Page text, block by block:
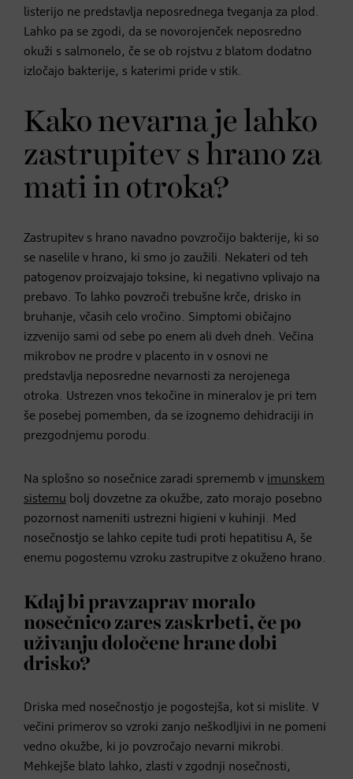
listerijo ne predstavlja neposrednega tveganja za plod.
Lahko pa se zgodi, da se novorojenček neposredno
okuži s salmonelo, če se ob rojstvu z blatom dodatno
izločajo bakterije, s katerimi pride v stik.
Kako nevarna je lahko
zastrupitev s hrano za
mati in otroka?
Zastrupitev s hrano navadno povzročijo bakterije, ki so
se naselile v hrano, ki smo jo zaužili. Nekateri od teh
patogenov proizvajajo toksine, ki negativno vplivajo na
prebavo. To lahko povzroči trebušne krče, drisko in
bruhanje, včasih celo vročino. Simptomi običajno
izzvenijo sami od sebe po enem ali dveh dneh. Večina
mikrobov ne prodre v placento in v osnovi ne
predstavlja neposredne nevarnosti za nerojenega
otroka. Ustrezen vnos tekočine in mineralov je pri tem
še posebej pomemben, da se izognemo dehidraciji in
prezgodnjemu porodu.
Na splošno so nosečnice zaradi sprememb v imunskem
sistemu bolj dovzetne za okužbe, zato morajo posebno
pozornost nameniti ustrezni higieni v kuhinji. Med
nosečnostjo se lahko cepite tudi proti hepatitisu A, še
enemu pogostemu vzroku zastrupitve z okuženo hrano.
Kdaj bi pravzaprav moralo
nosečnico zares zaskrbeti, če po
uživanju določene hrane dobi
drisko?
Driska med nosečnostjo je pogostejša, kot si mislite. V
večini primerov so vzroki zanjo neškodljivi in ne pomeni
vedno okužbe, ki jo povzročajo nevarni mikrobi.
Mehkejše blato lahko, zlasti v zgodnji nosečnosti,